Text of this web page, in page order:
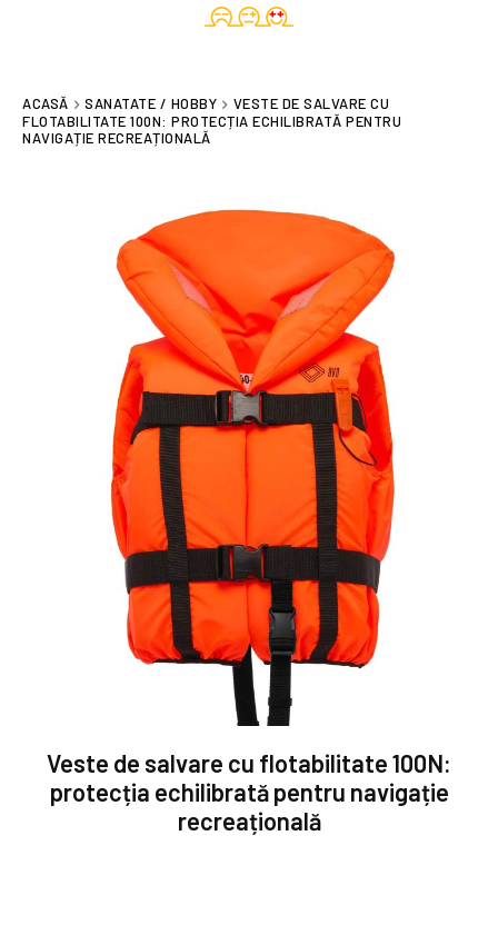
ACASĂ SANATATE / HOBBY
VESTE DE SALVARE CU
FLOTABILITATE 100N: PROTECȚIA ECHILIBRATĂ PENTRU
NAVIGAȚIE RECREAȚIONALĂ
Veste de salvare cu flotabilitate 100N:
protecția echilibrată pentru navigație
recreațională